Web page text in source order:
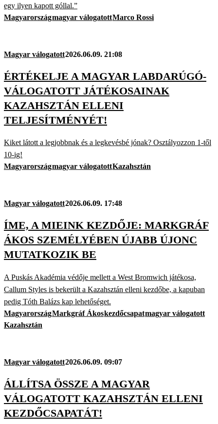
egy ilyen kapott góllal.”
Magyarországmagyar válogatottMarco Rossi
Magyar válogatott2026.06.09. 21:08
ÉRTÉKELJE A MAGYAR LABDARÚGÓ-
VÁLOGATOTT JÁTÉKOSAINAK
KAZAHSZTÁN ELLENI
TELJESÍTMÉNYÉT!
Kiket látott a legjobbnak és a legkevésbé jónak? Osztályozzon 1-től
10-ig!
Magyarországmagyar válogatottKazahsztán
Magyar válogatott2026.06.09. 17:48
ÍME, A MIEINK KEZDŐJE: MARKGRÁF
ÁKOS SZEMÉLYÉBEN ÚJABB ÚJONC
MUTATKOZIK BE
A Puskás Akadémia védője mellett a West Bromwich játékosa,
Callum Styles is bekerült a Kazahsztán elleni kezdőbe, a kapuban
pedig Tóth Balázs kap lehetőséget.
MagyarországMarkgráf Ákoskezdőcsapatmagyar válogatott
Kazahsztán
Magyar válogatott2026.06.09. 09:07
ÁLLÍTSA ÖSSZE A MAGYAR
VÁLOGATOTT KAZAHSZTÁN ELLENI
KEZDŐCSAPATÁT!